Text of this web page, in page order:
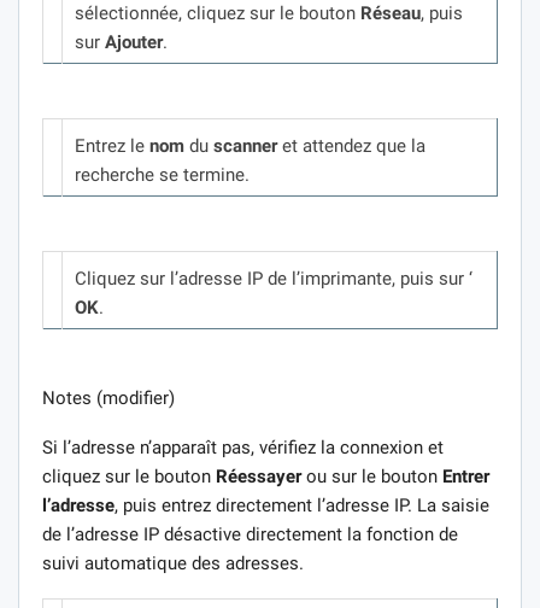
sélectionnée, cliquez sur le bouton Réseau, puis
sur Ajouter.
Entrez le nom du scanneret attendez que la
recherche se termine.
Cliquez sur l’adresse IP de l’imprimante, puis sur ‘
OK.
Notes (modifier)
Si l’adresse n’apparaît pas, vérifiez la connexion et
cliquez sur le bouton Réessayerou sur le bouton Entrer
l’adresse, puis entrez directement l’adresse IP. La saisie
de l’adresse IP désactive directement la fonction de
suivi automatique des adresses.